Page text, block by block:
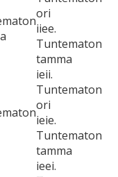
ori
iiee.
Tuntematon
tamma
ieii.
Tuntematon
ori
ieie.
Tuntematon
tamma
ieei.